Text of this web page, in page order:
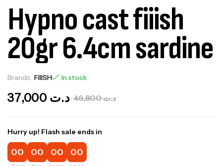
Hypno cast fiiish
20gr 6.4cm sardine
Brands: FIIISH In stock
د.ت46,800 د.ت
Hurry up! Flash sale ends in
00 00 00 00